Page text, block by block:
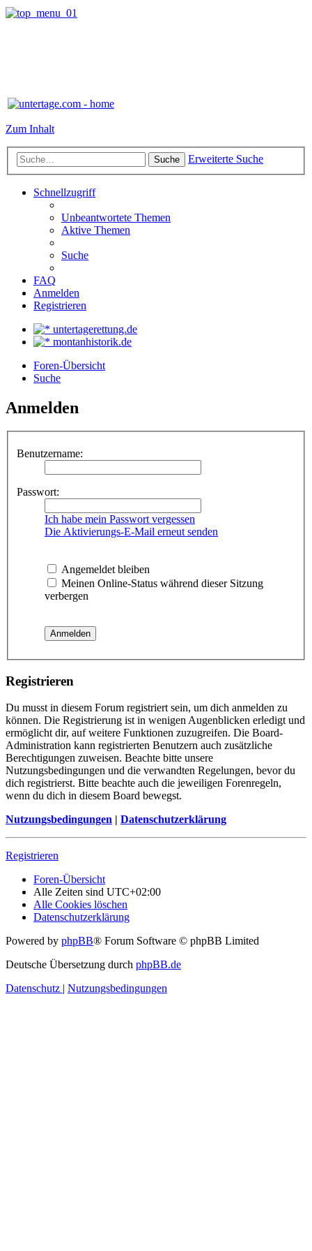
Zum Inhalt
Suche Erweiterte Suche
Schnellzugriff
Unbeantwortete Themen
Aktive Themen
Suche
FAQ
Anmelden
Registrieren
untertagerettung.de
montanhistorik.de
Foren-Übersicht
Suche
Anmelden
Benutzername:
Passwort:
Ich habe mein Passwort vergessen
Die Aktivierungs-E-Mail erneut senden
Angemeldet bleiben
Meinen Online-Status während dieser Sitzung
verbergen
Registrieren
Du musst in diesem Forum registriert sein, um dich anmelden zu
können. Die Registrierung ist in wenigen Augenblicken erledigt und
ermöglicht dir, auf weitere Funktionen zuzugreifen. Die Board-
Administration kann registrierten Benutzern auch zusätzliche
Berechtigungen zuweisen. Beachte bitte unsere
Nutzungsbedingungen und die verwandten Regelungen, bevor du
dich registrierst. Bitte beachte auch die jeweiligen Forenregeln,
wenn du dich in diesem Board bewegst.
Nutzungsbedingungen | Datenschutzerklärung
Registrieren
Foren-Übersicht
Alle Zeiten sind UTC+02:00
Alle Cookies löschen
Datenschutzerklärung
Powered by phpBB® Forum Software © phpBB Limited
Deutsche Übersetzung durch phpBB.de
Datenschutz | Nutzungsbedingungen